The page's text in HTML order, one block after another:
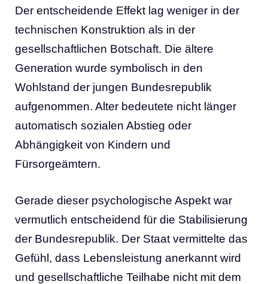
Der entscheidende Effekt lag weniger in der
technischen Konstruktion als in der
gesellschaftlichen Botschaft. Die ältere
Generation wurde symbolisch in den
Wohlstand der jungen Bundesrepublik
aufgenommen. Alter bedeutete nicht länger
automatisch sozialen Abstieg oder
Abhängigkeit von Kindern und
Fürsorgeämtern.
Gerade dieser psychologische Aspekt war
vermutlich entscheidend für die Stabilisierung
der Bundesrepublik. Der Staat vermittelte das
Gefühl, dass Lebensleistung anerkannt wird
und gesellschaftliche Teilhabe nicht mit dem